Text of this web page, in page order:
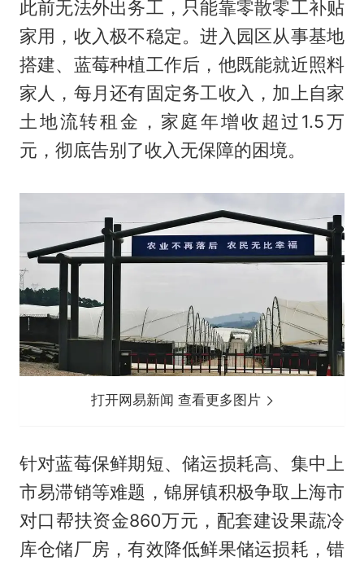
此前无法外出务工，只能靠零散零工补贴
家用，收入极不稳定。进入园区从事基地
搭建、蓝莓种植工作后，他既能就近照料
家人，每月还有固定务工收入，加上自家
土地流转租金，家庭年增收超过1.5万
元，彻底告别了收入无保障的困境。
打开网易新闻 查看更多图片
针对蓝莓保鲜期短、储运损耗高、集中上
市易滞销等难题，锦屏镇积极争取上海市
对口帮扶资金860万元，配套建设果蔬冷
库仓储厂房，有效降低鲜果储运损耗，错